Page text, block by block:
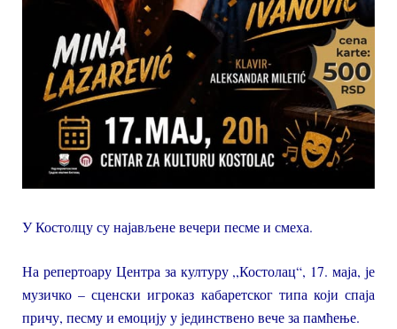
У Костолцу су најављене вечери песме и смеха.
На репертоару Центра за културу ,,Костолац“, 17. маја, је
музичко – сценски игроказ кабаретског типа који спаја
причу, песму и емоцију у јединствено вече за памћење.